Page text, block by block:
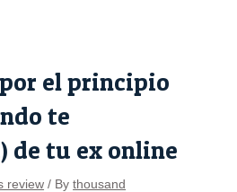
el principio
te
de tu ex online
review / Bythousand